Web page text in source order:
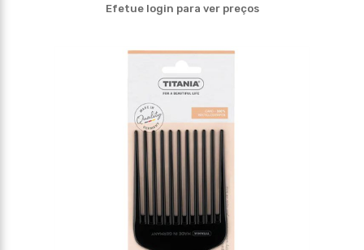
Efetue login para ver preços